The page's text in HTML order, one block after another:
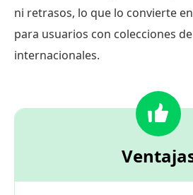
ni retrasos, lo que lo convierte
para usuarios con colecciones
internacionales.